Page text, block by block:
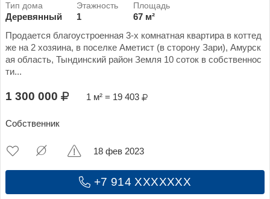
Деревянный 1
67 м²
Продается благоустроенная 3-х комнатная квартира в коттед
же на 2 хозяина, в поселке Аметист (в сторону Зари), Амурск
ая область, Тындинский район Земля 10 соток в собственнос
ти...
1 300 000 1 м² = 19 403
Собственник
+7 914 XXXXXXX
18 фев 2023